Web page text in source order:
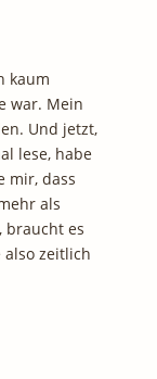
kaum
war. Mein
Und jetzt,
lese, habe
mir, dass
als
braucht es
zeitlich